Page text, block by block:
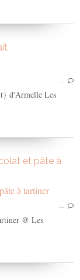
…
d'Armelle Les
et pâte à
…
@ Les